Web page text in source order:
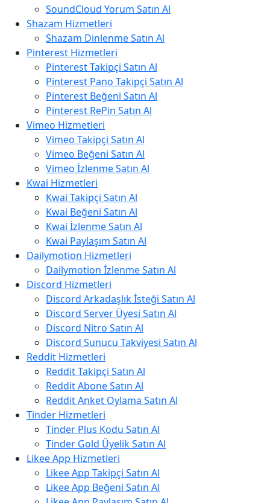
SoundCloud Yorum Satın Al
Shazam Hizmetleri
Shazam Dinlenme Satın Al
Pinterest Hizmetleri
Pinterest Takipçi Satın Al
Pinterest Pano Takipçi Satın Al
Pinterest Beğeni Satın Al
Pinterest RePin Satın Al
Vimeo Hizmetleri
Vimeo Takipçi Satın Al
Vimeo Beğeni Satın Al
Vimeo İzlenme Satın Al
Kwai Hizmetleri
Kwai Takipçi Satın Al
Kwai Beğeni Satın Al
Kwai İzlenme Satın Al
Kwai Paylaşım Satın Al
Dailymotion Hizmetleri
Dailymotion İzlenme Satın Al
Discord Hizmetleri
Discord Arkadaşlık İsteği Satın Al
Discord Server Üyesi Satın Al
Discord Nitro Satın Al
Discord Sunucu Takviyesi Satın Al
Reddit Hizmetleri
Reddit Takipçi Satın Al
Reddit Abone Satın Al
Reddit Anket Oylama Satın Al
Tinder Hizmetleri
Tinder Plus Kodu Satın Al
Tinder Gold Üyelik Satın Al
Likee App Hizmetleri
Likee App Takipçi Satın Al
Likee App Beğeni Satın Al